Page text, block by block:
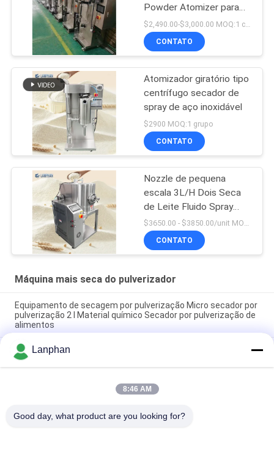
Powder Atomizer para
laboratório
CONTATO
Atomizador giratório tipo
centrífugo secador de
spray de aço inoxidável
$2900 MOQ:1 grupo
CONTATO
Nozzle de pequena
escala 3L/H Dois Seca
de Leite Fluido Spray
para Fazer Ovos Whey
Milk Powder
$3650.00 - $3850.00/unit MOQ:1 unidade
CONTATO
Máquina mais seca do pulverizador
Equipamento de secagem por pulverização Micro secador por
pulverização 2 l Material químico Secador por pulverização de
alimentos
Máquina de secagem por pulverização piloto Máquina de
secagem por pulverização Secador de pulverização pequeno
para fermento em pó
2L/H Spray Atomizer Dryer Spray Drying System Máquina de
Lanphan
8:46 AM
Good day, what product are you looking for?